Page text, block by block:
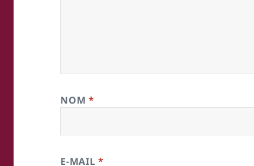
NOM *
E-MAIL *